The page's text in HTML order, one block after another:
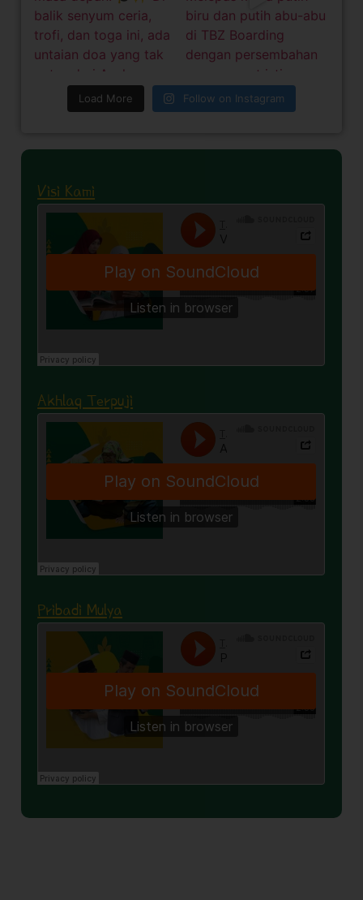
Load More Follow on Instagram
Visi Kami
Akhlaq Terpuji
Pribadi Mulya